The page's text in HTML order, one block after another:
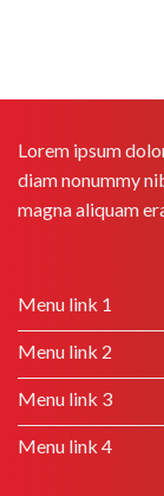
Lorem ipsum
diam nonummy
magna aliquam
Menu link 1
Menu link 2
Menu link 3
Menu link 4